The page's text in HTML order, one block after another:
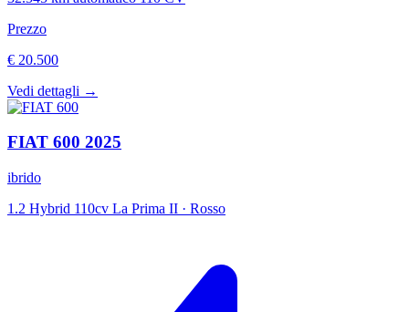
Prezzo
€ 20.500
Vedi dettagli →
FIAT 600 2025
ibrido
1.2 Hybrid 110cv La Prima II · Rosso